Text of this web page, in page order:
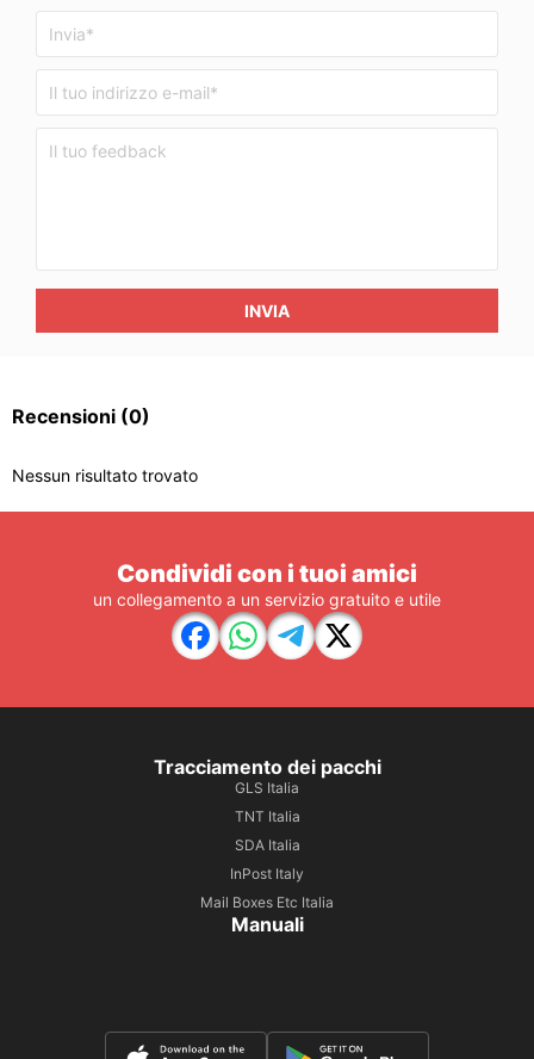
INVIA
Recensioni (0)
Nessun risultato trovato
Condividi con i tuoi amici
un collegamento a un servizio gratuito e utile
Tracciamento dei pacchi
GLS Italia
TNT Italia
SDA Italia
InPost Italy
Mail Boxes Etc Italia
Manuali